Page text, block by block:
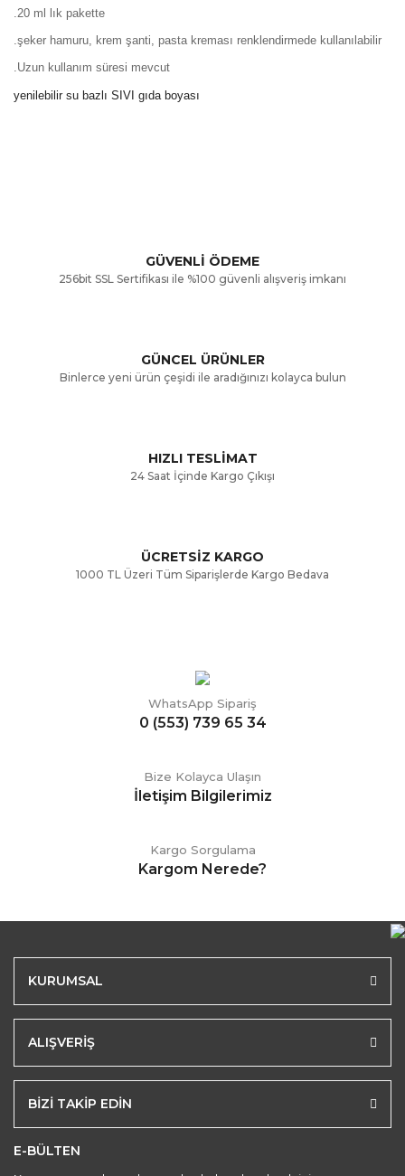
.20 ml lık pakette
.şeker hamuru, krem şanti, pasta kreması renklendirmede kullanılabilir
.Uzun kullanım süresi mevcut
yenilebilir su bazlı SIVI gıda boyası
Ürün resmi kalitesiz, bozuk veya görüntülenemiyor.
Ürün bilgilerinde hatalar bulunuyor.
Gönder
GÜVENLİ ÖDEME
256bit SSL Sertifikası ile %100 güvenli alışveriş imkanı
GÜNCEL ÜRÜNLER
Binlerce yeni ürün çeşidi ile aradığınızı kolayca bulun
HIZLI TESLİMAT
24 Saat İçinde Kargo Çıkışı
ÜCRETSİZ KARGO
1000 TL Üzeri Tüm Siparişlerde Kargo Bedava
WhatsApp Sipariş
0 (553) 739 65 34
Bize Kolayca Ulaşın
İletişim Bilgilerimiz
Kargo Sorgulama
Kargom Nerede?
KURUMSAL
ALIŞVERİŞ
BİZİ TAKİP EDİN
E-BÜLTEN